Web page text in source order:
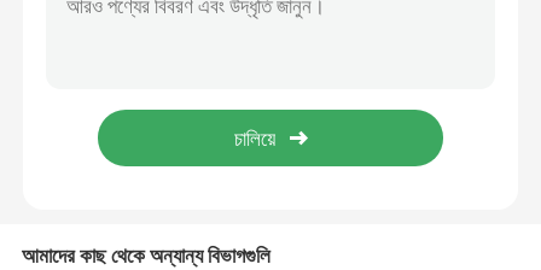
আমাদের কাছ থেকে অন্যান্য বিভাগগুলি